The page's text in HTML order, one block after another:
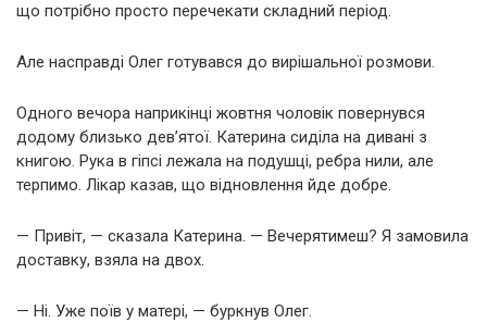
що потрібно просто перечекати складний період.
Але насправді Олег готувався до вирішальної розмови.
Одного вечора наприкінці жовтня чоловік повернувся
додому близько дев’ятої. Катерина сиділа на дивані з
книгою. Рука в гіпсі лежала на подушці, ребра нили, але
терпимо. Лікар казав, що відновлення йде добре.
— Привіт, — сказала Катерина. — Вечерятимеш? Я замовила
доставку, взяла на двох.
— Ні. Уже поїв у матері, — буркнув Олег.